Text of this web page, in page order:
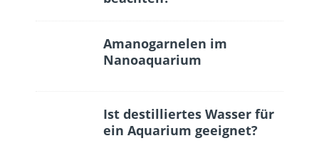
Amanogarnelen im
Nanoaquarium
Ist destilliertes Wasser für
ein Aquarium geeignet?